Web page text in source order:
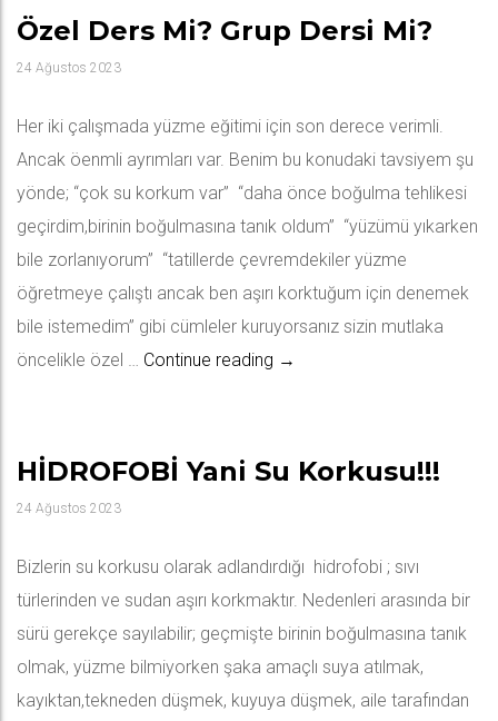
Özel Ders Mi? Grup Dersi Mi?
24 Ağustos 2023
Her iki çalışmada yüzme eğitimi için son derece verimli.
Ancak öenmli ayrımları var. Benim bu konudaki tavsiyem şu
yönde; “çok su korkum var” “daha önce boğulma tehlikesi
geçirdim,birinin boğulmasına tanık oldum” “yüzümü yıkarken
bile zorlanıyorum” “tatillerde çevremdekiler yüzme
öğretmeye çalıştı ancak ben aşırı korktuğum için denemek
bile istemedim” gibi cümleler kuruyorsanız sizin mutlaka
öncelikle özel … Continue reading Özel ders mi? Grup dersi mi?
→
HİDROFOBİ Yani Su Korkusu!!!
24 Ağustos 2023
Bizlerin su korkusu olarak adlandırdığı hidrofobi ; sıvı
türlerinden ve sudan aşırı korkmaktır. Nedenleri arasında bir
sürü gerekçe sayılabilir; geçmişte birinin boğulmasına tanık
olmak, yüzme bilmiyorken şaka amaçlı suya atılmak,
kayıktan,tekneden düşmek, kuyuya düşmek, aile tarafından